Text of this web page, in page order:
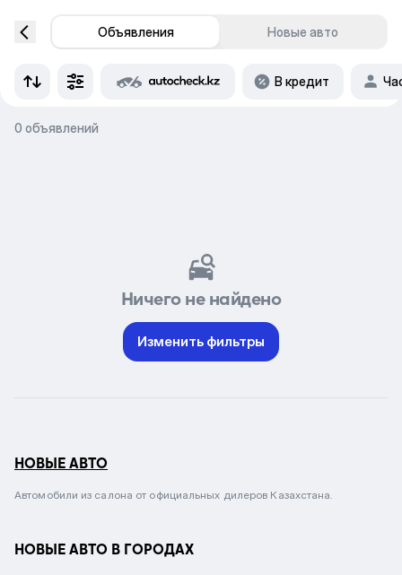
Объявления Новые авто
В кредит
0 объявлений
Ничего не найдено
Изменить фильтры
НОВЫЕ АВТО
Автомобили из салона от официальных дилеров Казахстана.
НОВЫЕ АВТО В ГОРОДАХ